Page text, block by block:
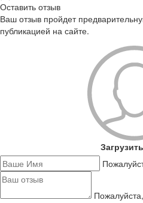
Оставить отзыв
Ваш отзыв пройдет
публикацией на сайте.